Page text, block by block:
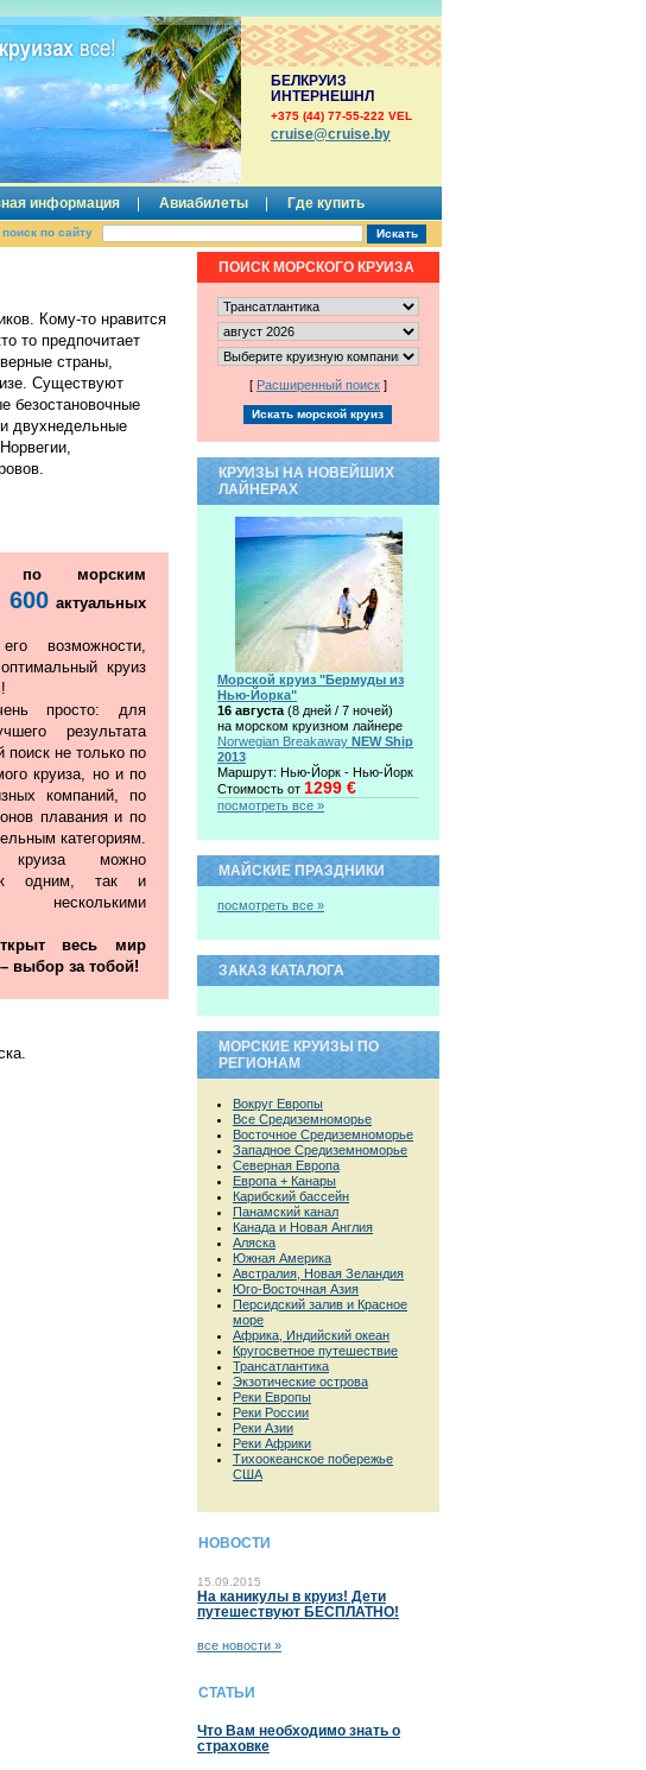
БЕЛКРУИЗ
ИНТЕРНЕШНЛ
+375 (44) 77-55-222 VEL
сruise@cruise.by
информация Авиабилеты Где купить
поиск по сайту
Кому-то нравится
то предпочитает
страны,
Существуют
безостановочные
двухнедельные
по морским
600актуальных
возможности,
круиз
просто: для
результата
поиск не только по
круиза, но и по
компаний, по
плавания и по
категориям.
можно
одним, так и
несколькими
весь мир
выбор за тобой!
ПОИСК МОРСКОГО КРУИЗА
[ Расширенный поиск ]
КРУИЗЫ НА НОВЕЙШИХ
ЛАЙНЕРАХ
Морской круиз "Бермуды из
Нью-Йорка"
16 августа (8 дней / 7 ночей)
на морском круизном лайнере
Norwegian Breakaway NEW Ship
2013
Маршрут: Нью-Йорк - Нью-Йорк
Стоимость от 1299 €
посмотреть все »
МАЙСКИЕ ПРАЗДНИКИ
посмотреть все »
ЗАКАЗ КАТАЛОГА
МОРСКИЕ КРУИЗЫ ПО
РЕГИОНАМ
Вокруг Европы
Все Средиземноморье
Восточное Средиземноморье
Западное Средиземноморье
Северная Европа
Европа + Канары
Карибский бассейн
Панамский канал
Канада и Новая Англия
Аляска
Южная Америка
Австралия, Новая Зеландия
Юго-Восточная Азия
Персидский залив и Красное
море
Африка, Индийский океан
Кругосветное путешествие
Трансатлантика
Экзотические острова
Реки Европы
Реки России
Реки Азии
Реки Африки
Тихоокеанское побережье
США
НОВОСТИ
15.09.2015
На каникулы в круиз! Дети
путешествуют БЕСПЛАТНО!
все новости »
СТАТЬИ
Что Вам необходимо знать о
страховке